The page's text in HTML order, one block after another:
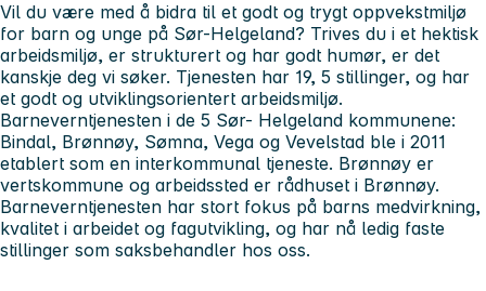
Vil du være med å bidra til et godt og trygt oppvekstmiljø
for barn og unge på Sør-Helgeland? Trives du i et hektisk
arbeidsmiljø, er strukturert og har godt humør, er det
kanskje deg vi søker. Tjenesten har 19, 5 stillinger, og har
et godt og utviklingsorientert arbeidsmiljø.
Barneverntjenesten i de 5 Sør- Helgeland kommunene:
Bindal, Brønnøy, Sømna, Vega og Vevelstad ble i 2011
etablert som en interkommunal tjeneste. Brønnøy er
vertskommune og arbeidssted er rådhuset i Brønnøy.
Barneverntjenesten har stort fokus på barns medvirkning,
kvalitet i arbeidet og fagutvikling, og har nå ledig faste
stillinger som saksbehandler hos oss.